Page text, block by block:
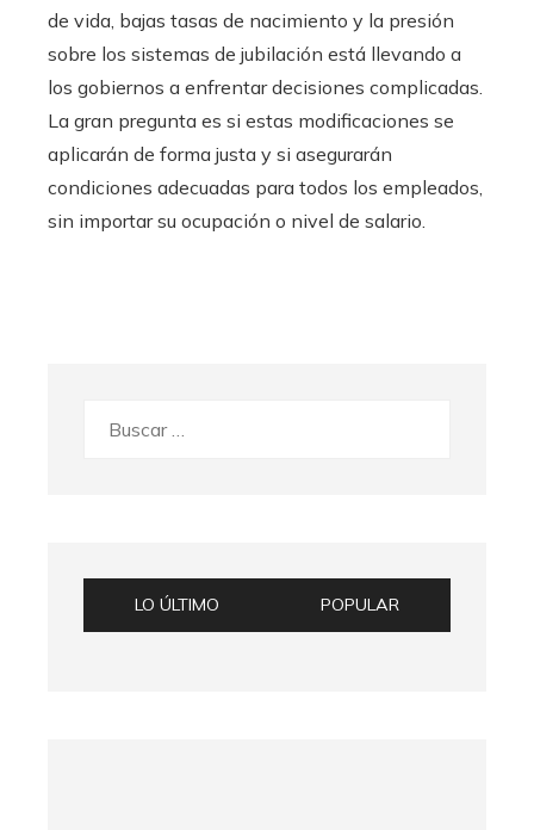
de vida, bajas tasas de nacimiento y la presión
sobre los sistemas de jubilación está llevando a
los gobiernos a enfrentar decisiones complicadas.
La gran pregunta es si estas modificaciones se
aplicarán de forma justa y si asegurarán
condiciones adecuadas para todos los empleados,
sin importar su ocupación o nivel de salario.
LO ÚLTIMO POPULAR